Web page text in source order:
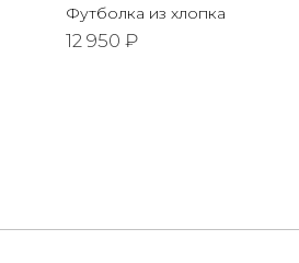
Футболка из хлопка
12 950 ₽